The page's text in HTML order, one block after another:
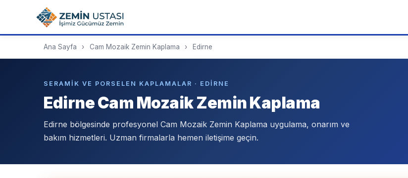
Ana Sayfa › Cam Mozaik Zemin Kaplama › Edirne
SERAMIK VE PORSELEN KAPLAMALAR · EDIRNE
Edirne Cam Mozaik Zemin Kaplama
Edirne bölgesinde profesyonel Cam Mozaik Zemin Kaplama uygulama, onarım ve
bakım hizmetleri. Uzman firmalarla hemen iletişime geçin.